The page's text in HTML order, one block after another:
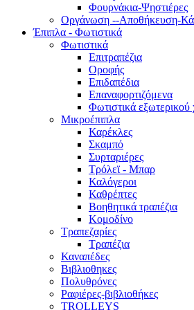
Φουρνάκια-Ψηστιέρες
Οργάνωση --Αποθήκευση-
Έπιπλα - Φωτιστικά
Φωτιστικά
Επιτραπέζια
Οροφής
Επιδαπέδια
Επαναφορτιζόμενα
Φωτιστικά
Μικροέπιπλα
Καρέκλες
Σκαμπό
Συρταριέρες
Τρόλεϊ - Μπαρ
Καλόγεροι
Καθρέπτες
Βοηθητικά τραπέζια
Κομοδίνο
Τραπεζαρίες
Τραπέζια
Καναπέδες
Βιβλιοθηκες
Πολυθρόνες
Ραφιέρες-βιβλιοθήκες
TROLLEYS